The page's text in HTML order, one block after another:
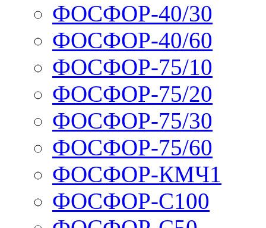
ФОСФОР-40/30
ФОСФОР-40/60
ФОСФОР-75/10
ФОСФОР-75/20
ФОСФОР-75/30
ФОСФОР-75/60
ФОСФОР-КМЧ1
ФОСФОР-С100